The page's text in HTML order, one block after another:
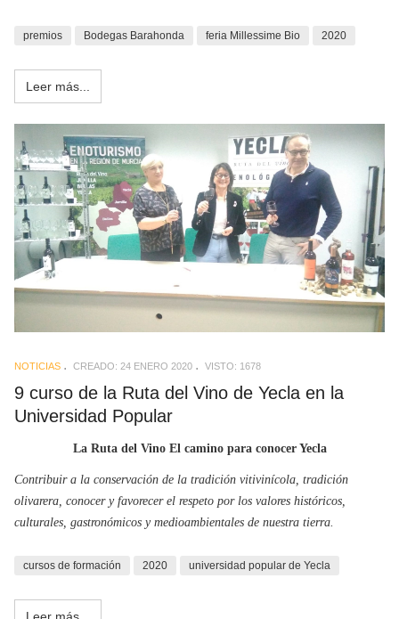
premios Bodegas Barahonda feria Millessime Bio 2020
Leer más...
NOTICIAS CREADO: 24 ENERO 2020 VISTO: 1678
9 curso de la Ruta del Vino de Yecla en la
Universidad Popular
La Ruta del Vino El camino para conocer Yecla
Contribuir a la conservación de la tradición vitivinícola, tradición
olivarera, conocer y favorecer el respeto por los valores históricos,
culturales, gastronómicos y medioambientales de nuestra tierra.
cursos de formación 2020 universidad popular de Yecla